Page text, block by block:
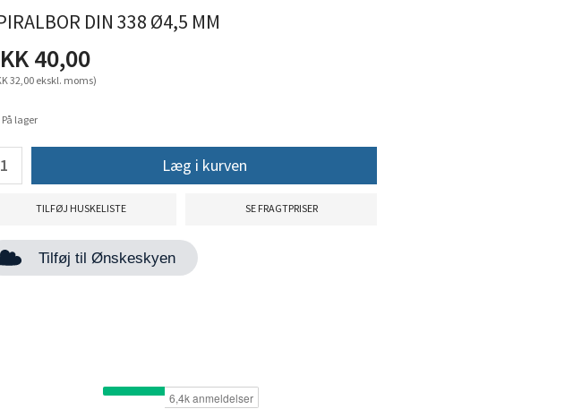
DIN 338 Ø4,5 MM
40,00
32,00 ekskl. moms)
På lager
Læg i kurven
TILFØJ HUSKELISTE SE FRAGTPRISER
Tilføj til Ønskeskyen